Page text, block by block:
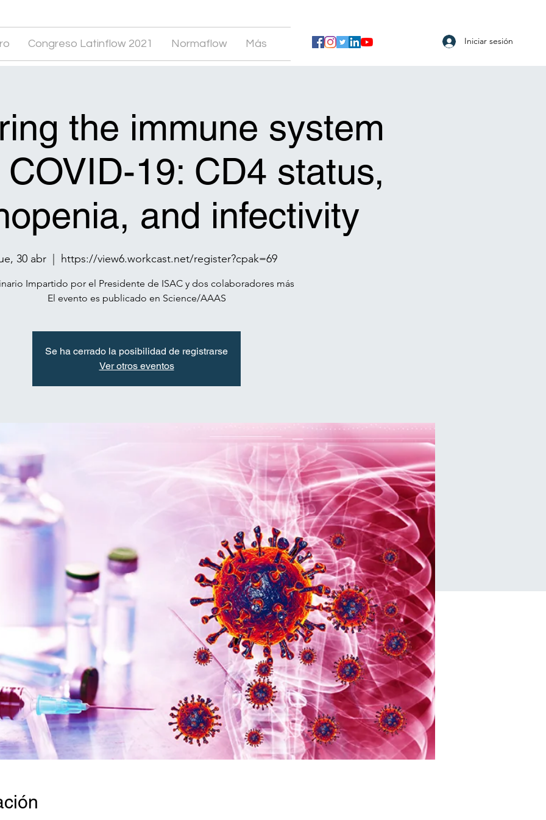
Congreso Latinflow 2021 Normaflow Más Iniciar sesión
the immune system
19: CD4 status,
and infectivity
30 abr https://view6.workcast.net/register?cpak=69
Impartido por el Presidente de ISAC y dos colaboradores más
El evento es publicado en Science/AAAS
Se ha cerrado la posibilidad de registrarse
Ver otros eventos